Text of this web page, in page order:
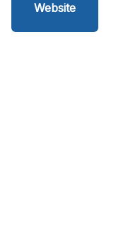
Website